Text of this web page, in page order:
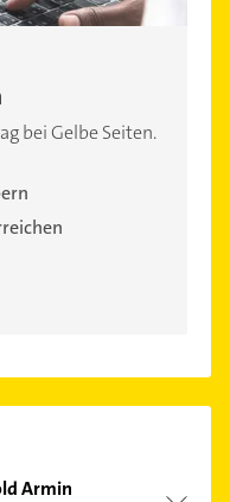
bei Gelbe Seiten.
Armin